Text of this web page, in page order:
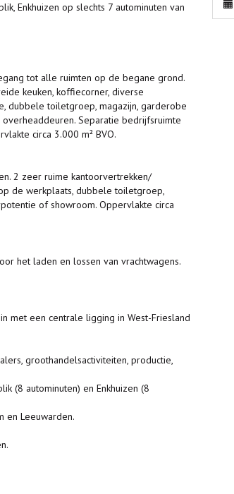
Enkhuizen op slechts 7 autominuten van
tot alle ruimten op de begane grond.
keuken, koffiecorner, diverse
dubbele toiletgroep, magazijn, garderobe
Separatie bedrijfsruimte
circa 3.000 m² BVO.
2 zeer ruime kantoorvertrekken/
de werkplaats, dubbele toiletgroep,
of showroom. Oppervlakte circa
het laden en lossen van vrachtwagens.
met een centrale ligging in West-Friesland
groothandelsactiviteiten, productie,
(8 autominuten) en Enkhuizen (8
en Leeuwarden.